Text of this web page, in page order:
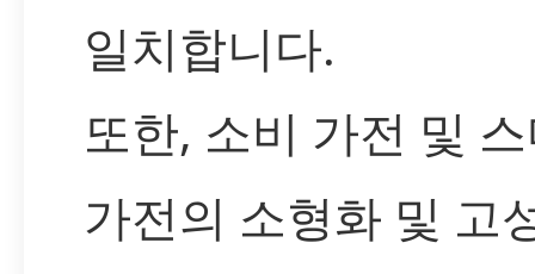
일치합니다.
또한, 소비 가전 및
가전의 소형화 및 고